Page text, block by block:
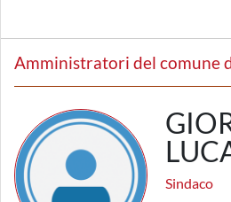
Amministratori del comune
Sindaco